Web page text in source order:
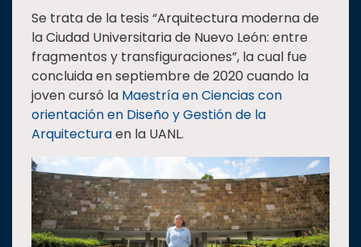
Internacionalización
Responsabilidad
social
Vinculación
Historia
Universiada
Nacional
Se trata de la tesis “Arquitectura moderna de
la Ciudad Universitaria de Nuevo León: entre
fragmentos y transfiguraciones”, la cual fue
concluida en septiembre de 2020 cuando la
joven cursó la Maestría en Ciencias con
orientación en Diseño y Gestión de la
Arquitecturaen la UANL.